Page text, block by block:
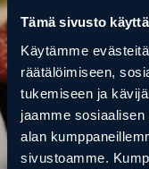
Tämä sivusto
Käytämme
räätälöimiseen,
tukemiseen ja
jaamme
alan
sivustoamme.